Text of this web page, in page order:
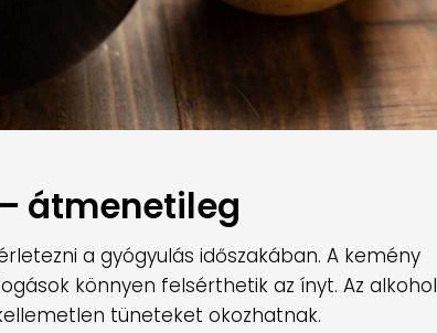
átmenetileg
a gyógyulás időszakában. A kemény
könnyen felsérthetik az ínyt. Az
tüneteket okozhatnak.